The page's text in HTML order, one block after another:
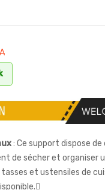
: Ce support dispose de
de sécher et organiser
et ustensiles de